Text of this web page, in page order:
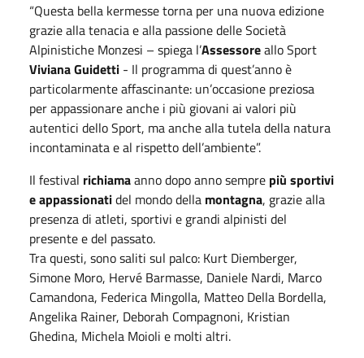
“Questa bella kermesse torna per una nuova edizione
grazie alla tenacia e alla passione delle Società
Alpinistiche Monzesi – spiega l’Assessoreallo Sport
Viviana Guidetti - Il programma di quest’anno è
particolarmente affascinante: un’occasione preziosa
per appassionare anche i più giovani ai valori più
autentici dello Sport, ma anche alla tutela della natura
incontaminata e al rispetto dell’ambiente”.
Il festival richiamaanno dopo anno sempre più sportivi
e appassionatidel mondo della montagna, grazie alla
presenza di atleti, sportivi e grandi alpinisti del
presente e del passato.
Tra questi, sono saliti sul palco: Kurt Diemberger,
Simone Moro, Hervé Barmasse, Daniele Nardi, Marco
Camandona, Federica Mingolla, Matteo Della Bordella,
Angelika Rainer, Deborah Compagnoni, Kristian
Ghedina, Michela Moioli e molti altri.